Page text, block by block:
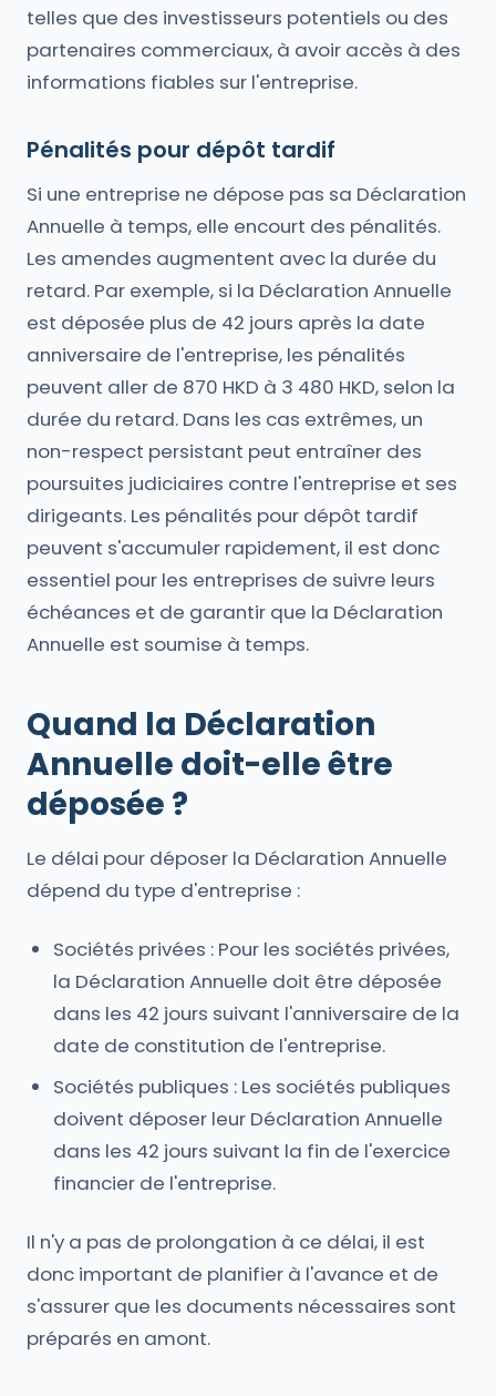
telles que des investisseurs potentiels ou des
partenaires commerciaux, à avoir accès à des
informations fiables sur l'entreprise.
Pénalités pour dépôt tardif
Si une entreprise ne dépose pas sa Déclaration
Annuelle à temps, elle encourt des pénalités.
Les amendes augmentent avec la durée du
retard. Par exemple, si la Déclaration Annuelle
est déposée plus de 42 jours après la date
anniversaire de l'entreprise, les pénalités
peuvent aller de 870 HKD à 3 480 HKD, selon la
durée du retard. Dans les cas extrêmes, un
non-respect persistant peut entraîner des
poursuites judiciaires contre l'entreprise et ses
dirigeants. Les pénalités pour dépôt tardif
peuvent s'accumuler rapidement, il est donc
essentiel pour les entreprises de suivre leurs
échéances et de garantir que la Déclaration
Annuelle est soumise à temps.
Quand la Déclaration
Annuelle doit-elle être
déposée ?
Le délai pour déposer la Déclaration Annuelle
dépend du type d'entreprise :
Sociétés privées : Pour les sociétés privées,
la Déclaration Annuelle doit être déposée
dans les 42 jours suivant l'anniversaire de la
date de constitution de l'entreprise.
Sociétés publiques : Les sociétés publiques
doivent déposer leur Déclaration Annuelle
dans les 42 jours suivant la fin de l'exercice
financier de l'entreprise.
Il n'y a pas de prolongation à ce délai, il est
donc important de planifier à l'avance et de
s'assurer que les documents nécessaires sont
préparés en amont.